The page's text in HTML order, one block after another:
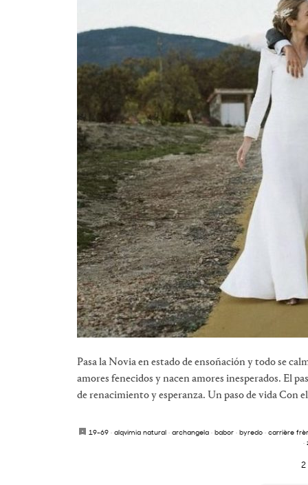
Pasa la Novia en estado de ensoñación y todo se
amores fenecidos y nacen amores inesperados. El
de renacimiento y esperanza. Un paso de vida Con
19-69 · alqvimia natural · archangela · babor · byredo · carrière
·
2